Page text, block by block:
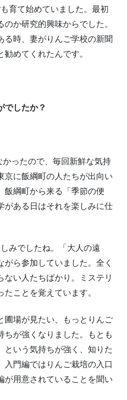
育て始めていました。最初
か研究的興味からでした。
る時、妻がりんご学校の新聞
めてくれたんです。
でしたか？
ったので、毎回新鮮な気持
京に飯綱町の人たちが出向い
飯綱町から来る「季節の便
がある日はそれを楽しみに仕
みでしたね。「大人の遠
ら参加していました。全く
ない人たちばかり。ミステリ
ことを覚えています。
圃場が見たい、もっとりんご
ちが強くなりました。もとも
という気持ちが強く、知りた
入門編ではりんご栽培の入口
が用意されていることを聞い